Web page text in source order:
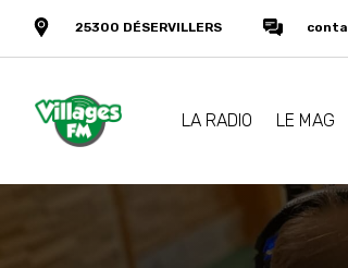
25300 DÉSERVILLERS
LA RADIO LE MAG